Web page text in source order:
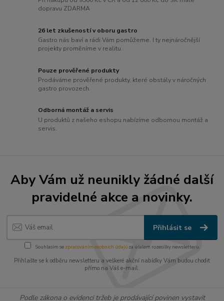
dopravu ZDARMA
26 let zkušeností v oboru gastro
Gastro nás baví a rádi Vám pomůžeme. I ty nejnáročnější
projekty proměníme v realitu.
Pouze prověřené produkty
Prodáváme prověřené produkty, které obstály v náročných
gastro provozech.
Odborná montáž a servis
U produktů z našeho eshopu nabízíme odbornou montáž a
servis.
Aby Vám už neunikly žádné další
pravidelné akce a novinky.
Přihlásit se
Souhlasím se zpracováním osobních údajůza účelem rozesílky newsletteru.
Přihlašte se k odběru newsletteru a veškeré akční nabídky Vám budou chodit
přímo na Váš e-mail.
Podle zákona o evidenci tržeb je prodávající povinen vystavit